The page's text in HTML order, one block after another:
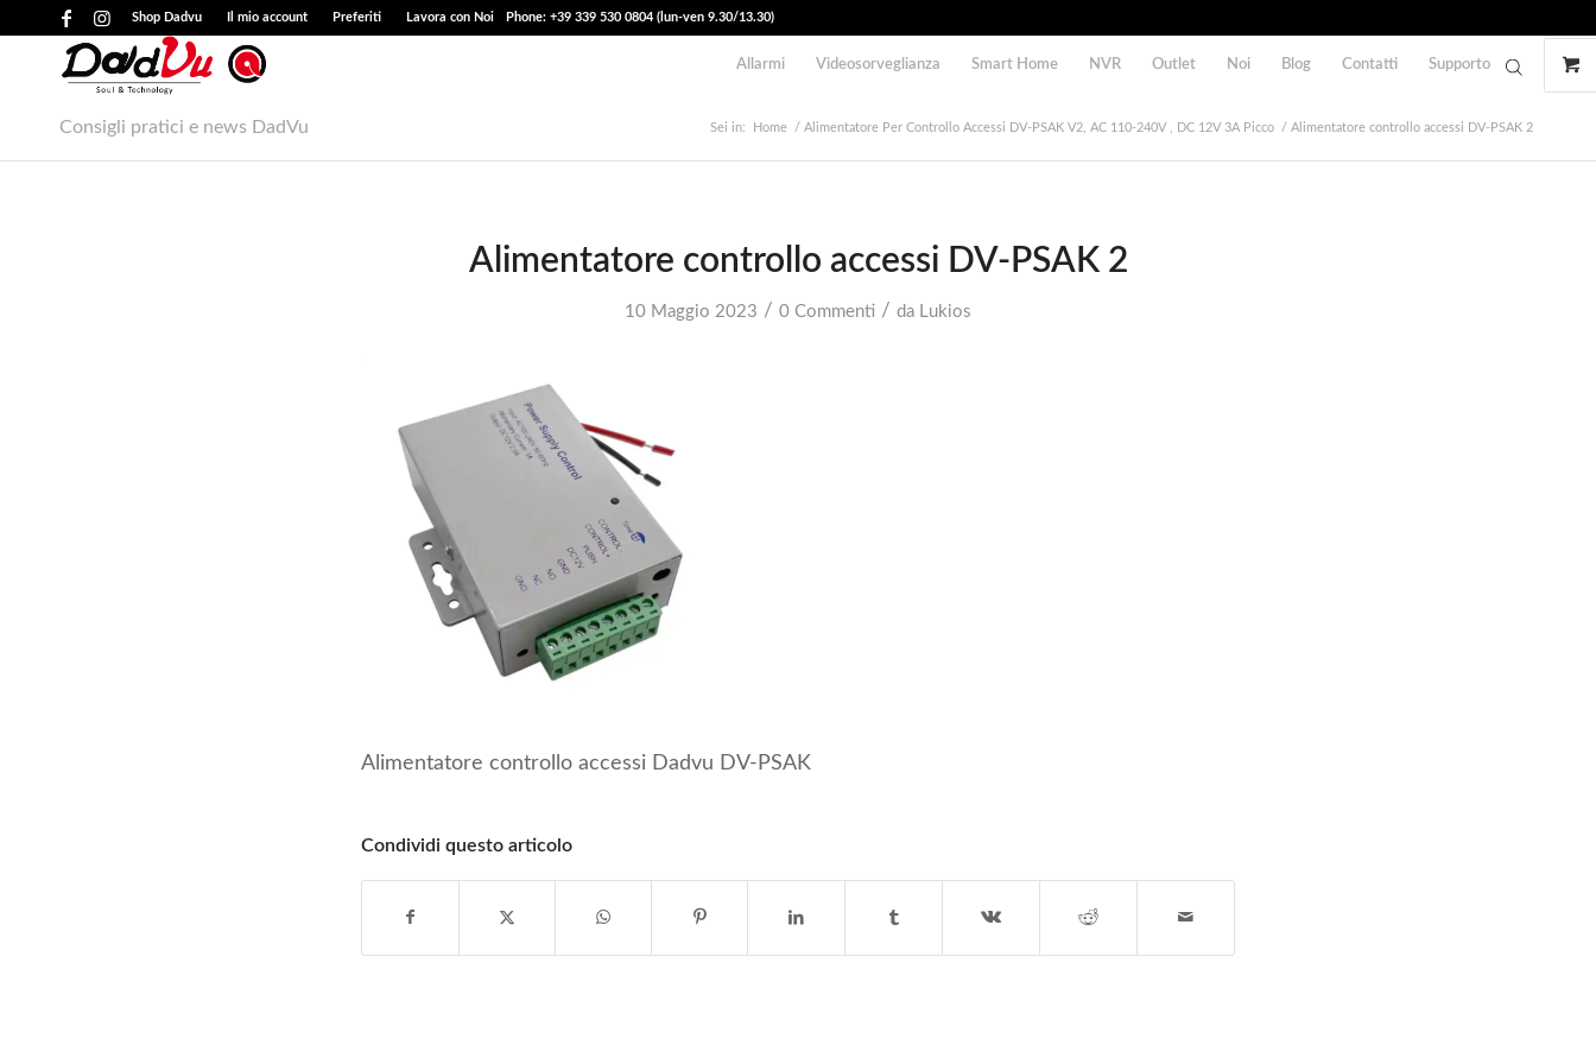
Shop Dadvu Il mio account Preferiti Lavora con Noi Phone: +39 339 530 0804 (lun-ven 9.30/13.30)
Allarmi Videosorveglianza Smart Home NVR Outlet Noi Blog Contatti Supporto
Consigli pratici e news DadVu Sei in: Home / Alimentatore Per Controllo Accessi DV-PSAK V2, AC 110-240V , DC 12V 3A Picco / Alimentatore controllo accessi DV-PSAK 2
Alimentatore controllo accessi DV-PSAK 2
10 Maggio 2023 / 0 Commenti / da Lukios
Alimentatore controllo accessi Dadvu DV-PSAK
Condividi questo articolo